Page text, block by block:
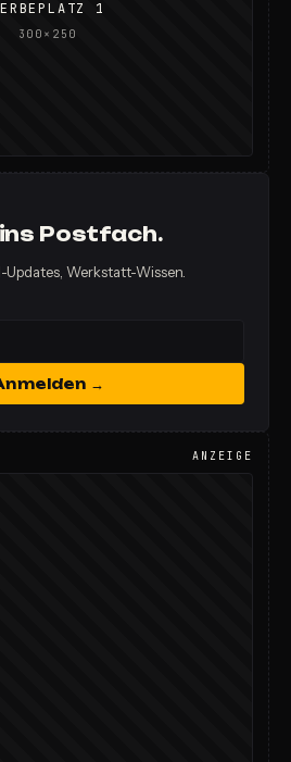
1
300×250
ins Postfach.
Updates, Werkstatt-Wissen.
→
ANZEIGE